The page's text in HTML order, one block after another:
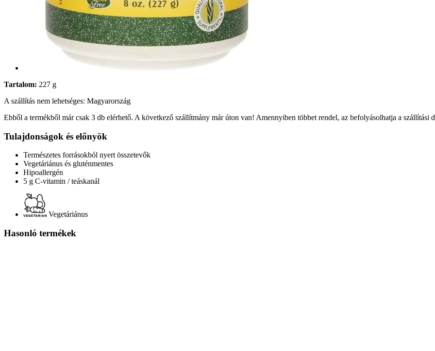
Tartalom: 227 g
A szállítás nem lehetséges: Magyarország
Ebből a termékből már csak 3 db elérhető. A következő szállítmány már úton van! Amennyiben többet rendel, az befolyásolhatja a szállítási
Tulajdonságok és előnyök
Természetes forrásokból nyert összetevők
Vegetáriánus és gluténmentes
Hipoallergén
5 g C-vitamin / teáskanál
Vegetáriánus
Hasonló termékek